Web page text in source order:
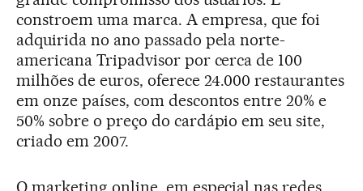
constroem uma marca. A empresa, que foi
adquirida no ano passado pela norte-
americana Tripadvisor por cerca de 100
milhões de euros, oferece 24.000 restaurantes
em onze países, com descontos entre 20% e
50% sobre o preço do cardápio em seu site,
criado em 2007.
O marketing online, em especial nas redes